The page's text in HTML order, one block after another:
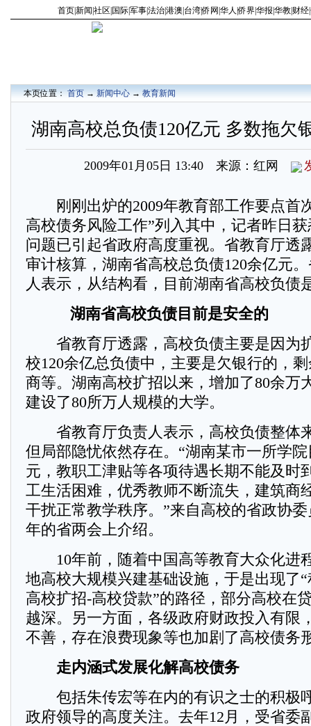
首页新闻 社区 国际军事法治港澳 台湾|侨网 华人 |侨界华报 华教 财经
本页位置：首页→新闻中心→教育新闻
湖南高校总负债120亿元 多数拖欠
2009年01月05日 13:40 来源：红网
刚刚出炉的2009年教育部工作要点首
高校债务风险工作”列入其中，记者昨日
问题已引起省政府高度重视。省教育厅透
审计核算，湖南省高校总负债120余亿元
人表示，从结构看，目前湖南省高校负债
湖南省高校负债目前是安全的
省教育厅透露，高校负债主要是因为
校120余亿总负债中，主要是欠银行的，
商等。湖南高校扩招以来，增加了80余万
建设了80所万人规模的大学。
省教育厅负责人表示，高校负债整体
但局部隐忧依然存在。“湖南某市一所学
元，教职工津贴等各项待遇长期不能及时
工生活困难，优秀教师不断流失，建筑商
干扰正常教学秩序。”来自高校的省政协
年的省两会上介绍。
10年前，随着中国高等教育大众化进
地高校大规模兴建基础设施，于是出现了
高校扩招-高校贷款”的路径，部分高校在
越深。另一方面，各级政府财政投入有限
不善，存在浪费现象等也加剧了高校债务
走内涵式发展化解高校债务
包括朱传宏等在内的有识之士的积极
政府领导的高度关注。去年12月，受省委